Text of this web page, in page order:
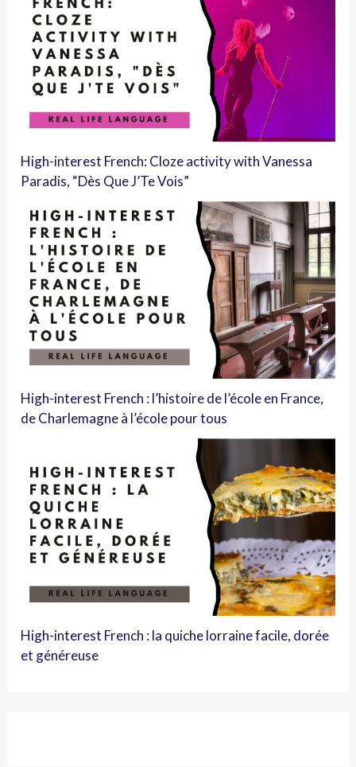
High-interest French: Cloze activity with Vanessa
Paradis, “Dès Que J’Te Vois”
High-interest French : l’histoire de l’école en France,
de Charlemagne à l’école pour tous
High-interest French : la quiche lorraine facile, dorée
et généreuse